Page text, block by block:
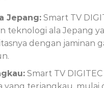
Jepang:Smart TV
teknologi ala Jepang
dengan jaminan
Smart TV